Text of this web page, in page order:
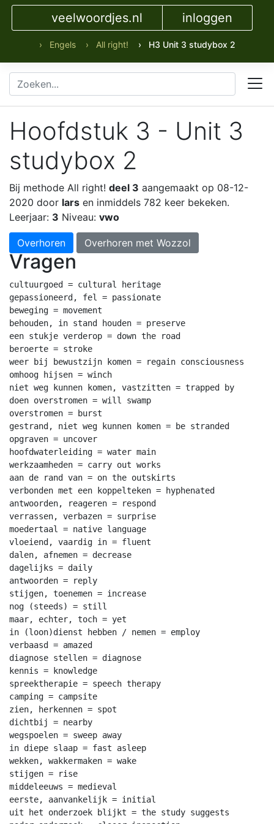
veelwoordjes.nl inloggen
› Engels › All right! › H3 Unit 3 studybox 2
Hoofdstuk 3 - Unit 3
studybox 2
Bij methode All right! deel 3 aangemaakt op 08-12-
2020 door lars en inmiddels 782 keer bekeken.
Leerjaar: 3 Niveau: vwo
Overhoren Overhoren met Wozzol
Vragen
cultuurgoed = cultural heritage
gepassioneerd, fel = passionate
beweging = movement
behouden, in stand houden = preserve
een stukje verderop = down the road
beroerte = stroke
weer bij bewustzijn komen = regain consciousness
omhoog hijsen = winch
niet weg kunnen komen, vastzitten = trapped by
doen overstromen = will swamp
overstromen = burst
gestrand, niet weg kunnen komen = be stranded
opgraven = uncover
hoofdwaterleiding = water main
werkzaamheden = carry out works
aan de rand van = on the outskirts
verbonden met een koppelteken = hyphenated
antwoorden, reageren = respond
verrassen, verbazen = surprise
moedertaal = native language
vloeiend, vaardig in = fluent
dalen, afnemen = decrease
dagelijks = daily
antwoorden = reply
stijgen, toenemen = increase
nog (steeds) = still
maar, echter, toch = yet
in (loon)dienst hebben / nemen = employ
verbaasd = amazed
diagnose stellen = diagnose
kennis = knowledge
spreektherapie = speech therapy
camping = campsite
zien, herkennen = spot
dichtbij = nearby
wegspoelen = sweep away
in diepe slaap = fast asleep
wekken, wakkermaken = wake
stijgen = rise
middeleeuws = medieval
eerste, aanvankelijk = initial
uit het onderzoek blijkt = the study suggests